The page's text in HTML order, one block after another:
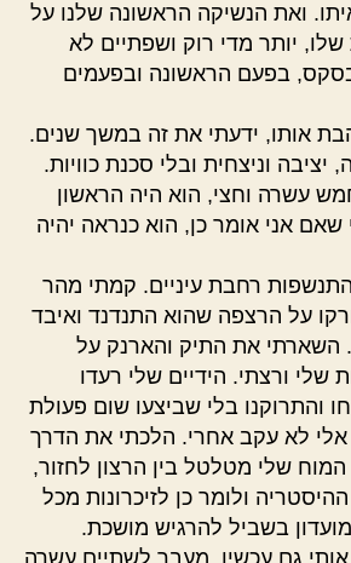
ואת הנשיקה הראשונה שלנו על
יותר מדי רוק ושפתיים לא
בפעם הראשונה ובפעמים
אותו, ידעתי את זה במשך שנים.
וניצחית ובלי סכנת כוויות.
חמש עשרה וחצי, הוא היה הראשון
אני אומר כן, הוא כנראה יהיה
רחבת עיניים. קמתי מהר
על הרצפה שהוא התנדנד ואיבד
השארתי את התיק והארנק על
ורצתי. הידיים שלי רעדו
והתרוקנו בלי שביצעו שום פעולת
לא עקב אחרי. הלכתי את הדרך
שלי מטלטל בין הרצון לחזור,
ולומר כן לזיכרונות מכל
בשביל להרגיש מושכת.
גם עכשיו, מעבר לשתיים עשרה